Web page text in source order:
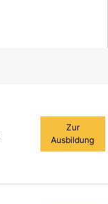
Zur
Ausbildung